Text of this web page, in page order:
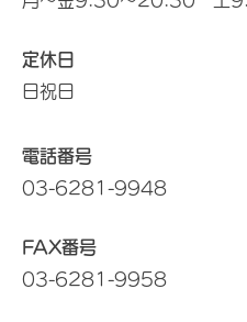
定休日
日祝日
電話番号
03-6281-9948
FAX番号
03-6281-9958